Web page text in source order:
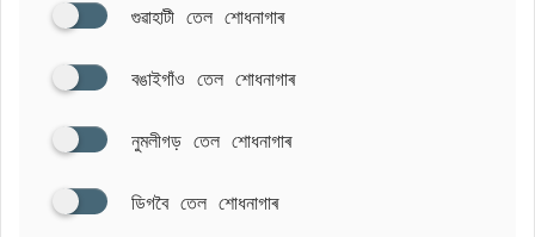
গুৱাহাটী তেল শোধনাগাৰ
বঙাইগাঁও তেল শোধনাগাৰ
নুমলীগড় তেল শোধনাগাৰ
ডিগবৈ তেল শোধনাগাৰ